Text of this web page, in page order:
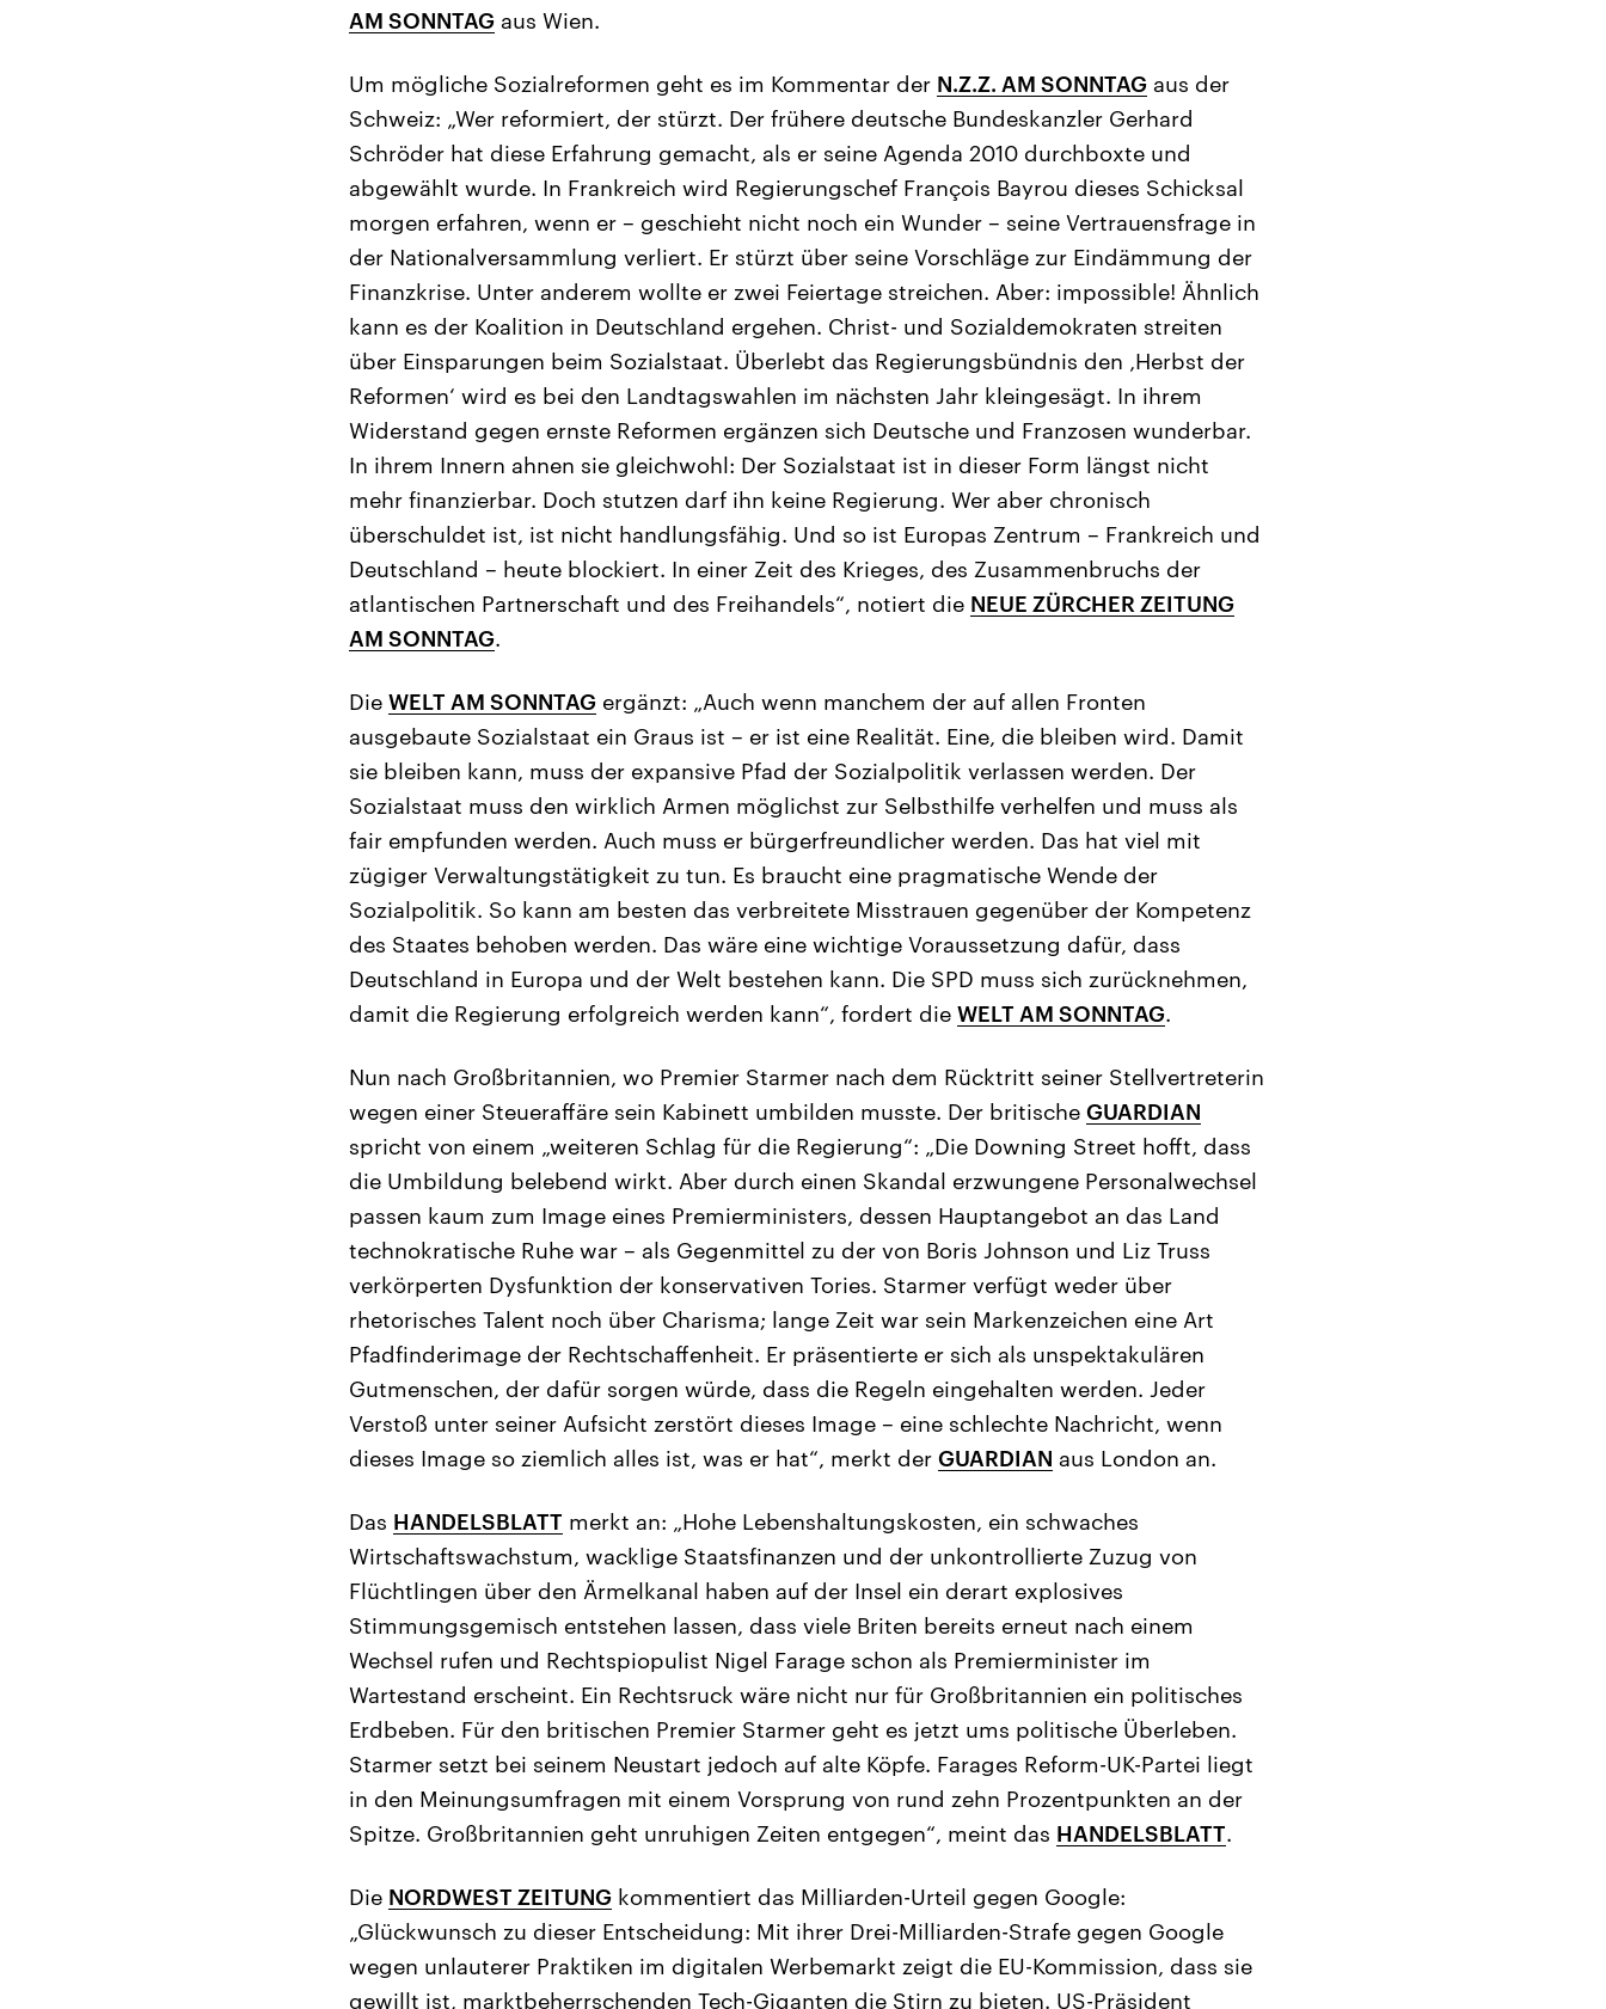
AM SONNTAG aus Wien.
Um mögliche Sozialreformen geht es im Kommentar der N.Z.Z. AM SONNTAG aus der
Schweiz: „Wer reformiert, der stürzt. Der frühere deutsche Bundeskanzler Gerhard
Schröder hat diese Erfahrung gemacht, als er seine Agenda 2010 durchboxte und
abgewählt wurde. In Frankreich wird Regierungschef François Bayrou dieses Schicksal
morgen erfahren, wenn er – geschieht nicht noch ein Wunder – seine Vertrauensfrage in
der Nationalversammlung verliert. Er stürzt über seine Vorschläge zur Eindämmung der
Finanzkrise. Unter anderem wollte er zwei Feiertage streichen. Aber: impossible! Ähnlich
kann es der Koalition in Deutschland ergehen. Christ- und Sozialdemokraten streiten
über Einsparungen beim Sozialstaat. Überlebt das Regierungsbündnis den ‚Herbst der
Reformen‘ wird es bei den Landtagswahlen im nächsten Jahr kleingesägt. In ihrem
Widerstand gegen ernste Reformen ergänzen sich Deutsche und Franzosen wunderbar.
In ihrem Innern ahnen sie gleichwohl: Der Sozialstaat ist in dieser Form längst nicht
mehr finanzierbar. Doch stutzen darf ihn keine Regierung. Wer aber chronisch
überschuldet ist, ist nicht handlungsfähig. Und so ist Europas Zentrum – Frankreich und
Deutschland – heute blockiert. In einer Zeit des Krieges, des Zusammenbruchs der
atlantischen Partnerschaft und des Freihandels“, notiert die NEUE ZÜRCHER ZEITUNG
AM SONNTAG.
Die WELT AM SONNTAG ergänzt: „Auch wenn manchem der auf allen Fronten
ausgebaute Sozialstaat ein Graus ist – er ist eine Realität. Eine, die bleiben wird. Damit
sie bleiben kann, muss der expansive Pfad der Sozialpolitik verlassen werden. Der
Sozialstaat muss den wirklich Armen möglichst zur Selbsthilfe verhelfen und muss als
fair empfunden werden. Auch muss er bürgerfreundlicher werden. Das hat viel mit
zügiger Verwaltungstätigkeit zu tun. Es braucht eine pragmatische Wende der
Sozialpolitik. So kann am besten das verbreitete Misstrauen gegenüber der Kompetenz
des Staates behoben werden. Das wäre eine wichtige Voraussetzung dafür, dass
Deutschland in Europa und der Welt bestehen kann. Die SPD muss sich zurücknehmen,
damit die Regierung erfolgreich werden kann“, fordert die WELT AM SONNTAG.
Nun nach Großbritannien, wo Premier Starmer nach dem Rücktritt seiner Stellvertreterin
wegen einer Steueraffäre sein Kabinett umbilden musste. Der britische GUARDIAN
spricht von einem „weiteren Schlag für die Regierung“: „Die Downing Street hofft, dass
die Umbildung belebend wirkt. Aber durch einen Skandal erzwungene Personalwechsel
passen kaum zum Image eines Premierministers, dessen Hauptangebot an das Land
technokratische Ruhe war – als Gegenmittel zu der von Boris Johnson und Liz Truss
verkörperten Dysfunktion der konservativen Tories. Starmer verfügt weder über
rhetorisches Talent noch über Charisma; lange Zeit war sein Markenzeichen eine Art
Pfadfinderimage der Rechtschaffenheit. Er präsentierte er sich als unspektakulären
Gutmenschen, der dafür sorgen würde, dass die Regeln eingehalten werden. Jeder
Verstoß unter seiner Aufsicht zerstört dieses Image – eine schlechte Nachricht, wenn
dieses Image so ziemlich alles ist, was er hat“, merkt der GUARDIAN aus London an.
Das HANDELSBLATT merkt an: „Hohe Lebenshaltungskosten, ein schwaches
Wirtschaftswachstum, wacklige Staatsfinanzen und der unkontrollierte Zuzug von
Flüchtlingen über den Ärmelkanal haben auf der Insel ein derart explosives
Stimmungsgemisch entstehen lassen, dass viele Briten bereits erneut nach einem
Wechsel rufen und Rechtspiopulist Nigel Farage schon als Premierminister im
Wartestand erscheint. Ein Rechtsruck wäre nicht nur für Großbritannien ein politisches
Erdbeben. Für den britischen Premier Starmer geht es jetzt ums politische Überleben.
Starmer setzt bei seinem Neustart jedoch auf alte Köpfe. Farages Reform-UK-Partei liegt
in den Meinungsumfragen mit einem Vorsprung von rund zehn Prozentpunkten an der
Spitze. Großbritannien geht unruhigen Zeiten entgegen“, meint das HANDELSBLATT.
Die NORDWEST ZEITUNG kommentiert das Milliarden-Urteil gegen Google:
„Glückwunsch zu dieser Entscheidung: Mit ihrer Drei-Milliarden-Strafe gegen Google
wegen unlauterer Praktiken im digitalen Werbemarkt zeigt die EU-Kommission, dass sie
gewillt ist, marktbeherrschenden Tech-Giganten die Stirn zu bieten. US-Präsident